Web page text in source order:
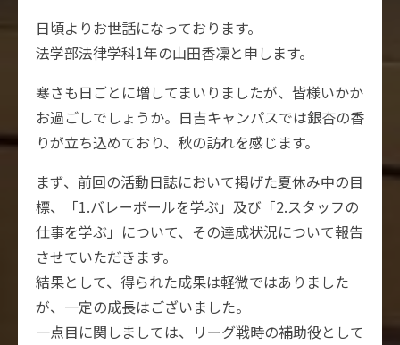
日頃よりお世話になっております。
法学部法律学科1年の山田香凜と申します。
寒さも日ごとに増してまいりましたが、皆様いかか
お過ごしでしょうか。日吉キャンパスでは銀杏の香
りが立ち込めており、秋の訪れを感じます。
まず、前回の活動日誌において掲げた夏休み中の目
標、「1.バレーボールを学ぶ」及び「2.スタッフの
仕事を学ぶ」について、その達成状況について報告
させていただきます。
結果として、得られた成果は軽微ではありました
が、一定の成長はございました。
一点目に関しましては、リーグ戦時の補助役として